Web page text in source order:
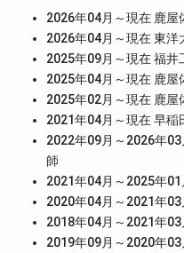
2026年04月～現在 鹿屋
2026年04月～現在 東洋
2025年09月～現在 福井
2025年04月～現在 鹿屋
2025年02月～現在 鹿屋
2021年04月～現在 早稲
2022年09月～2026年
師
2021年04月～2025年
2020年04月～2021年
2018年04月～2021年
2019年09月～2020年